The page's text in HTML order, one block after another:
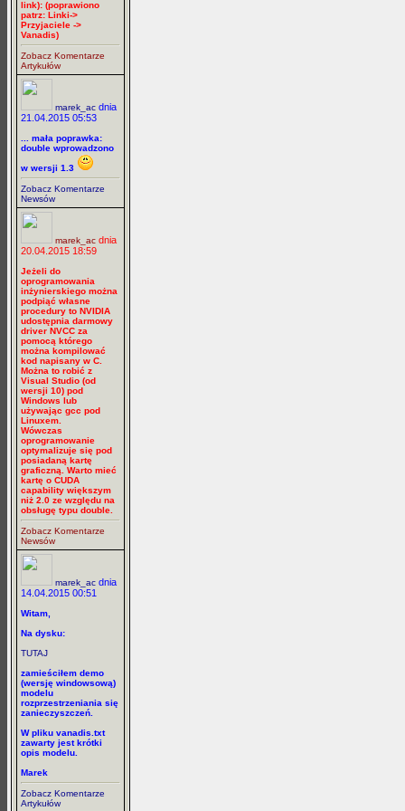
link): (poprawiono
patrz: Linki->
Przyjaciele ->
Vanadis)
Zobacz Komentarze
Artykułów
marek_ac dnia
21.04.2015 05:53
... mała poprawka:
double wprowadzono
w wersji 1.3
Zobacz Komentarze
Newsów
marek_ac dnia
20.04.2015 18:59
Jeżeli do
oprogramowania
inżynierskiego można
podpiąć własne
procedury to NVIDIA
udostępnia darmowy
driver NVCC za
pomocą którego
można kompilować
kod napisany w C.
Można to robić z
Visual Studio (od
wersji 10) pod
Windows lub
używając gcc pod
Linuxem.
Wówczas
oprogramowanie
optymalizuje się pod
posiadaną kartę
graficzną. Warto mieć
kartę o CUDA
capability większym
niż 2.0 ze względu na
obsługę typu double.
Zobacz Komentarze
Newsów
marek_ac dnia
14.04.2015 00:51
Witam,
Na dysku:
TUTAJ
zamieściłem demo
(wersję windowsową)
modelu
rozprzestrzeniania się
zanieczyszczeń.
W pliku vanadis.txt
zawarty jest krótki
opis modelu.
Marek
Zobacz Komentarze
Artykułów